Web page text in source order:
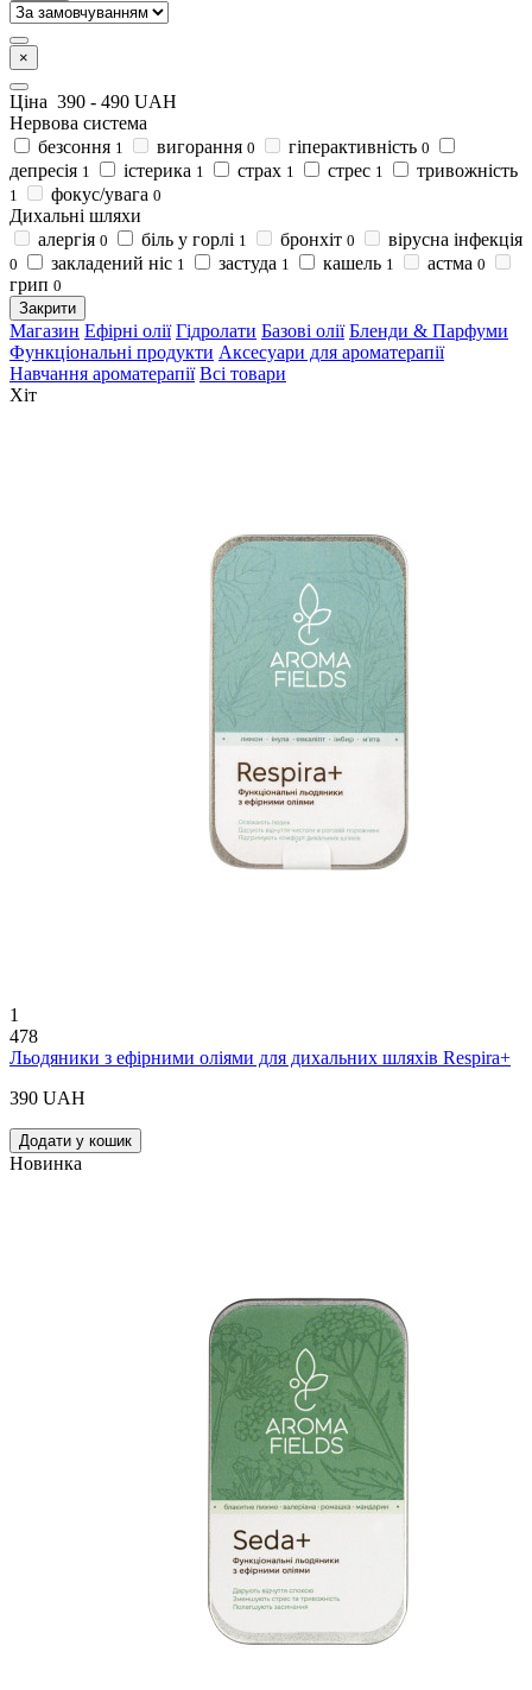
×
Ціна 390 - 490 UAH
Нервова система
безсоння 1 вигорання 0 гіперактивність 0
депресія 1 істерика 1 страх 1 стрес 1 тривожність
1 фокус/увага 0
Дихальні шляхи
алергія 0 біль у горлі 1 бронхіт 0 вірусна інфекція
0 закладений ніс 1 застуда 1 кашель 1 астма 0
грип 0
Закрити
Магазин Ефірні олії Гідролати Базові олії Бленди & Парфуми
Функціональні продукти Аксесуари для ароматерапії
Навчання ароматерапії Всі товари
Хіт
1
478
Льодяники з ефірними оліями для дихальних шляхів Respira+
390 UAH
Додати у кошик
Новинка